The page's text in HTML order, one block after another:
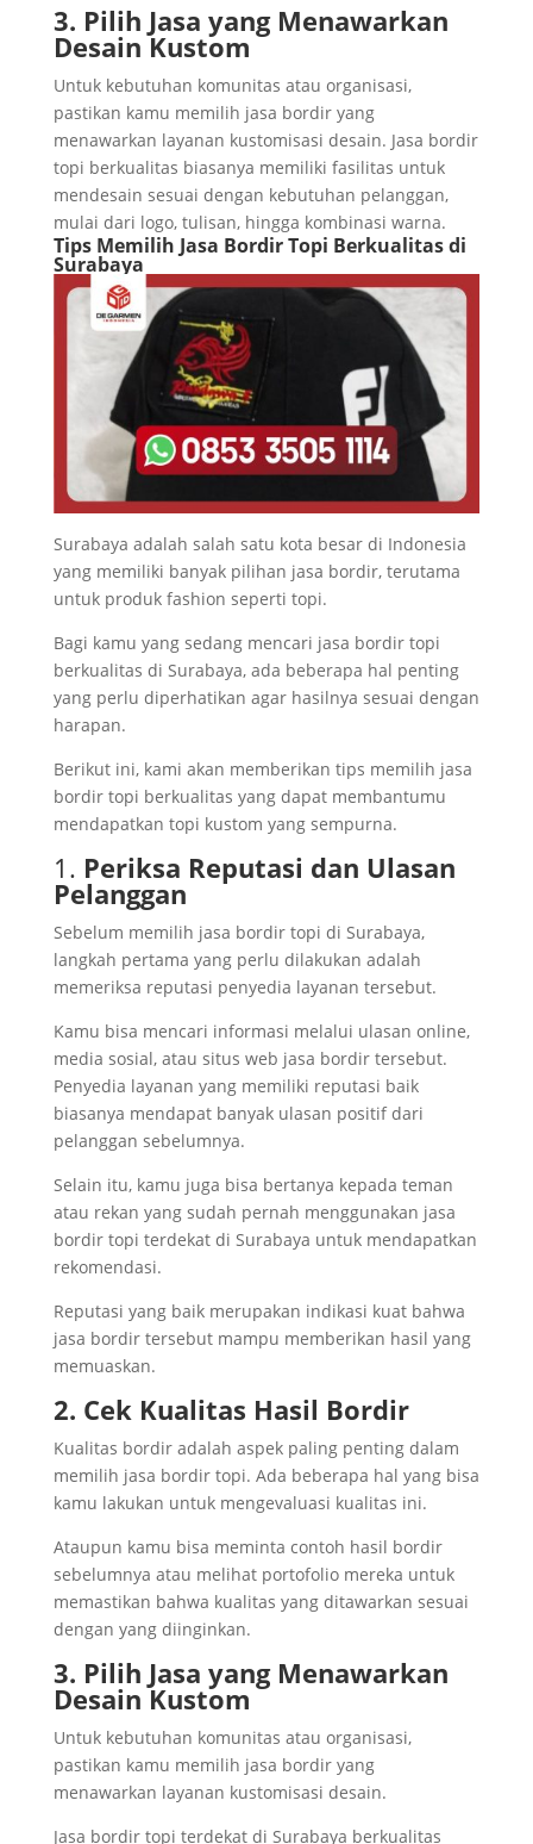
3. Pilih Jasa yang Menawarkan
Desain Kustom
Untuk kebutuhan komunitas atau organisasi,
pastikan kamu memilih jasa bordir yang
menawarkan layanan kustomisasi desain. Jasa bordir
topi berkualitas biasanya memiliki fasilitas untuk
mendesain sesuai dengan kebutuhan pelanggan,
mulai dari logo, tulisan, hingga kombinasi warna.
Tips Memilih Jasa Bordir Topi Berkualitas di
Surabaya
Surabaya adalah salah satu kota besar di Indonesia
yang memiliki banyak pilihan jasa bordir, terutama
untuk produk fashion seperti topi.
Bagi kamu yang sedang mencari jasa bordir topi
berkualitas di Surabaya, ada beberapa hal penting
yang perlu diperhatikan agar hasilnya sesuai dengan
harapan.
Berikut ini, kami akan memberikan tips memilih jasa
bordir topi berkualitas yang dapat membantumu
mendapatkan topi kustom yang sempurna.
1. Periksa Reputasi dan Ulasan
Pelanggan
Sebelum memilih jasa bordir topi di Surabaya,
langkah pertama yang perlu dilakukan adalah
memeriksa reputasi penyedia layanan tersebut.
Kamu bisa mencari informasi melalui ulasan online,
media sosial, atau situs web jasa bordir tersebut.
Penyedia layanan yang memiliki reputasi baik
biasanya mendapat banyak ulasan positif dari
pelanggan sebelumnya.
Selain itu, kamu juga bisa bertanya kepada teman
atau rekan yang sudah pernah menggunakan jasa
bordir topi terdekat di Surabaya untuk mendapatkan
rekomendasi.
Reputasi yang baik merupakan indikasi kuat bahwa
jasa bordir tersebut mampu memberikan hasil yang
memuaskan.
2. Cek Kualitas Hasil Bordir
Kualitas bordir adalah aspek paling penting dalam
memilih jasa bordir topi. Ada beberapa hal yang bisa
kamu lakukan untuk mengevaluasi kualitas ini.
Ataupun kamu bisa meminta contoh hasil bordir
sebelumnya atau melihat portofolio mereka untuk
memastikan bahwa kualitas yang ditawarkan sesuai
dengan yang diinginkan.
3. Pilih Jasa yang Menawarkan
Desain Kustom
Untuk kebutuhan komunitas atau organisasi,
pastikan kamu memilih jasa bordir yang
menawarkan layanan kustomisasi desain.
Jasa bordir topi terdekat di Surabaya berkualitas